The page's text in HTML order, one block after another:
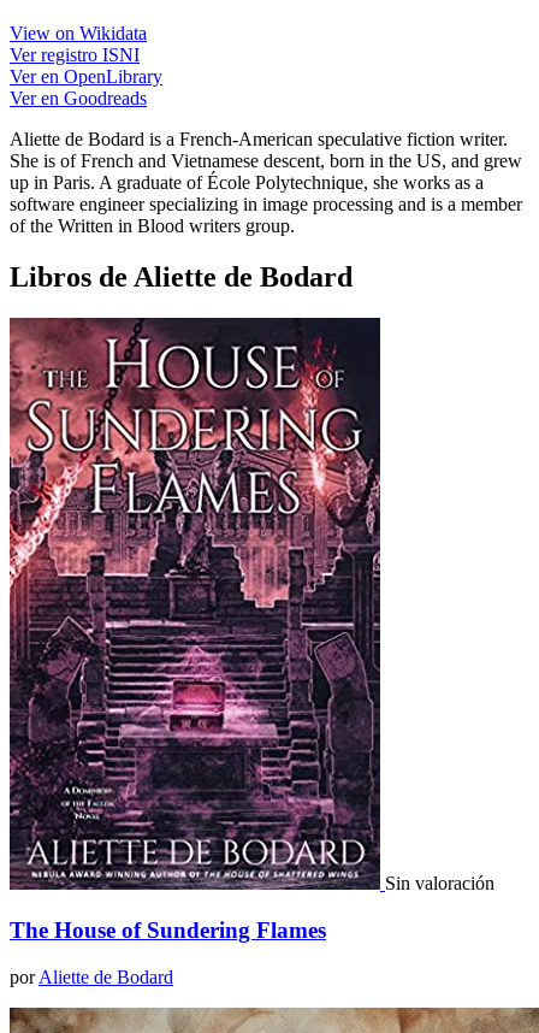
View on Wikidata
Ver registro ISNI
Ver en OpenLibrary
Ver en Goodreads
Aliette de Bodard is a French-American speculative fiction writer.
She is of French and Vietnamese descent, born in the US, and grew
up in Paris. A graduate of École Polytechnique, she works as a
software engineer specializing in image processing and is a member
of the Written in Blood writers group.
Libros de Aliette de Bodard
Sin valoración
The House of Sundering Flames
porAliette de Bodard